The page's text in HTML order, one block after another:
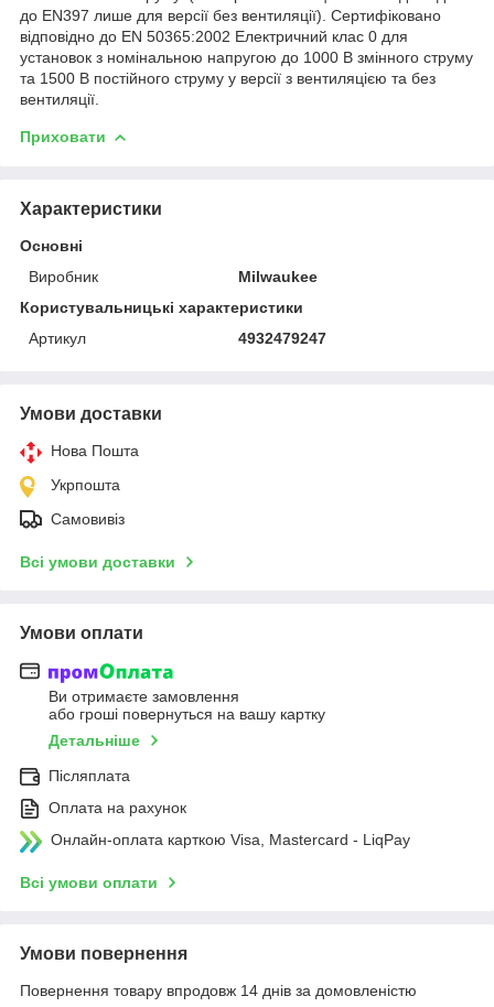
до EN397 лише для версії без вентиляції). Сертифіковано
відповідно до EN 50365:2002 Електричний клас 0 для
установок з номінальною напругою до 1000 В змінного струму
та 1500 В постійного струму у версії з вентиляцією та без
вентиляції.
Приховати
Характеристики
Основні
Виробник
Milwaukee
Користувальницькі характеристики
Артикул
4932479247
Умови доставки
Нова Пошта
Укрпошта
Самовивіз
Всі умови доставки
Умови оплати
Ви отримаєте замовлення
або гроші повернуться на вашу картку
Детальніше
Післяплата
Оплата на рахунок
Онлайн-оплата карткою Visa, Mastercard - LiqPay
Всі умови оплати
Умови повернення
Повернення товару впродовж 14 днів за домовленістю